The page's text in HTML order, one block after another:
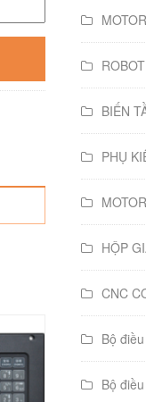
BIẾN
PHỤ
HỘP
CNC
Bộ
Bộ